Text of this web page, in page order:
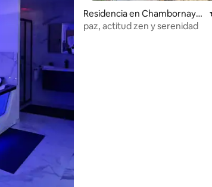
Residencia en Chambornay-l
ès-Bellevaux
paz, actitud zen y serenidad